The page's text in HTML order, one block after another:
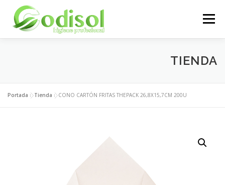
contenido
Menú
ÁREA CLIENTES CONTACTO
TIENDA
Portada »Tienda »CONO CARTÓN FRITAS THEPACK 26,8X15,7CM 200U